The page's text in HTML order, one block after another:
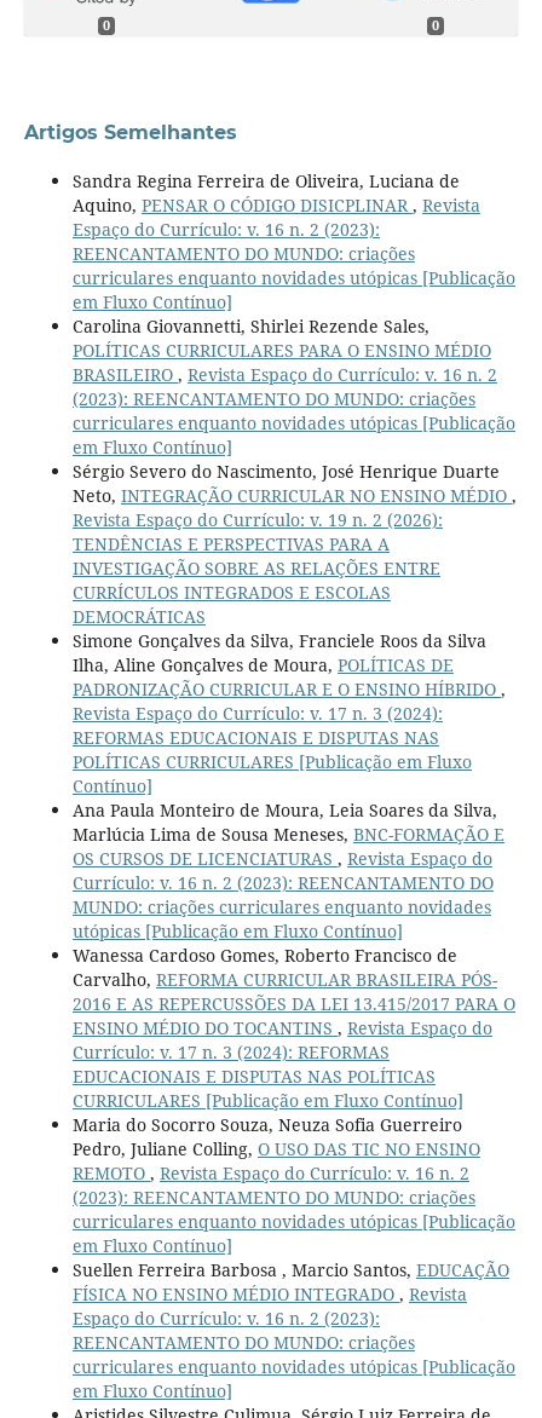
0 0
Artigos Semelhantes
Sandra Regina Ferreira de Oliveira, Luciana de
Aquino, PENSAR O CÓDIGO DISICPLINAR, Revista
Espaço do Currículo: v. 16 n. 2 (2023):
REENCANTAMENTO DO MUNDO: criações
curriculares enquanto novidades utópicas [Publicação
em Fluxo Contínuo]
Carolina Giovannetti, Shirlei Rezende Sales,
POLÍTICAS CURRICULARES PARA O ENSINO MÉDIO
BRASILEIRO , Revista Espaço do Currículo: v. 16 n. 2
(2023): REENCANTAMENTO DO MUNDO: criações
curriculares enquanto novidades utópicas [Publicação
em Fluxo Contínuo]
Sérgio Severo do Nascimento, José Henrique Duarte
Neto, INTEGRAÇÃO CURRICULAR NO ENSINO MÉDIO ,
Revista Espaço do Currículo: v. 19 n. 2 (2026):
TENDÊNCIAS E PERSPECTIVAS PARA A
INVESTIGAÇÃO SOBRE AS RELAÇÕES ENTRE
CURRÍCULOS INTEGRADOS E ESCOLAS
DEMOCRÁTICAS
Simone Gonçalves da Silva, Franciele Roos da Silva
Ilha, Aline Gonçalves de Moura, POLÍTICAS DE
PADRONIZAÇÃO CURRICULAR E O ENSINO HÍBRIDO ,
Revista Espaço do Currículo: v. 17 n. 3 (2024):
REFORMAS EDUCACIONAIS E DISPUTAS NAS
POLÍTICAS CURRICULARES [Publicação em Fluxo
Contínuo]
Ana Paula Monteiro de Moura, Leia Soares da Silva,
Marlúcia Lima de Sousa Meneses, BNC-FORMAÇÃO E
OS CURSOS DE LICENCIATURAS , Revista Espaço do
Currículo: v. 16 n. 2 (2023): REENCANTAMENTO DO
MUNDO: criações curriculares enquanto novidades
utópicas [Publicação em Fluxo Contínuo]
Wanessa Cardoso Gomes, Roberto Francisco de
Carvalho, REFORMA CURRICULAR BRASILEIRA PÓS-
2016 E AS REPERCUSSÕES DA LEI 13.415/2017 PARA O
ENSINO MÉDIO DO TOCANTINS , Revista Espaço do
Currículo: v. 17 n. 3 (2024): REFORMAS
EDUCACIONAIS E DISPUTAS NAS POLÍTICAS
CURRICULARES [Publicação em Fluxo Contínuo]
Maria do Socorro Souza, Neuza Sofia Guerreiro
Pedro, Juliane Colling, O USO DAS TIC NO ENSINO
REMOTO , Revista Espaço do Currículo: v. 16 n. 2
(2023): REENCANTAMENTO DO MUNDO: criações
curriculares enquanto novidades utópicas [Publicação
em Fluxo Contínuo]
Suellen Ferreira Barbosa , Marcio Santos, EDUCAÇÃO
FÍSICA NO ENSINO MÉDIO INTEGRADO , Revista
Espaço do Currículo: v. 16 n. 2 (2023):
REENCANTAMENTO DO MUNDO: criações
curriculares enquanto novidades utópicas [Publicação
em Fluxo Contínuo]